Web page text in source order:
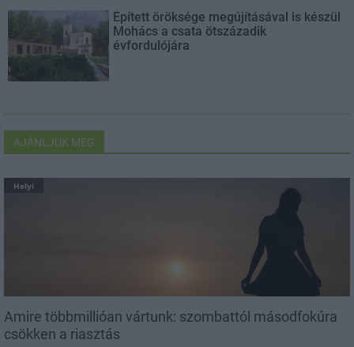
Épített öröksége megújításával is készül
Mohács a csata ötszázadik
évfordulójára
AJÁNLJUK MÉG
Helyi
Amire többmillióan vártunk: szombattól másodfokúra
csökken a riasztás